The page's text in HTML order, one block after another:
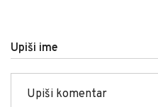
Upiši ime